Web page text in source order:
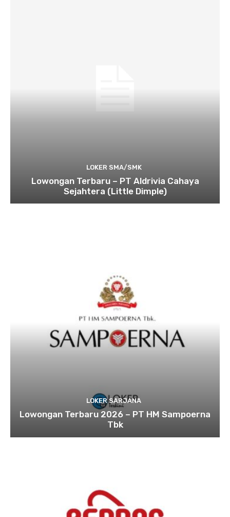
LOKER SMA/SMK
Lowongan Terbaru – PT Aldrivia Cahaya
Sejahtera (Little Dimple)
LOKER SARJANA
Lowongan Terbaru 2026 – PT HM Sampoerna
Tbk